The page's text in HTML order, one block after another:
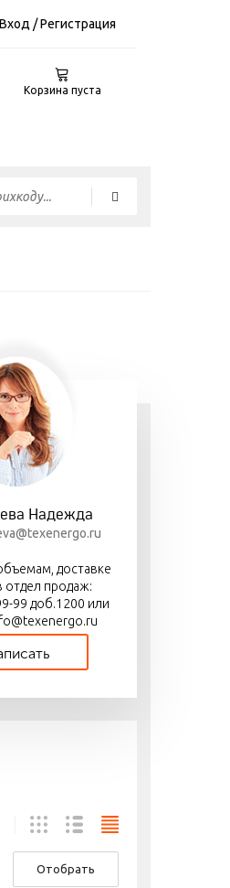
Вход / Регистрация
Корзина пуста
Новая серия
автоматических
выключателей ВА69
Надежда
доставке
отдел продаж:
99 доб.1200 или
Отобрать